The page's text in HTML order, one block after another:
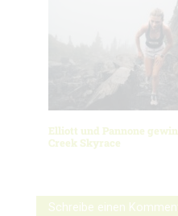
Elliott und Pannone
Creek Skyrace
Schreibe einen